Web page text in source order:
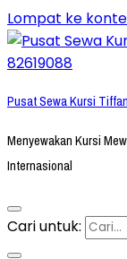
Lompat ke
Pusat Sewa Kursi
Menyewakan Kursi
Internasional
Cari untuk: